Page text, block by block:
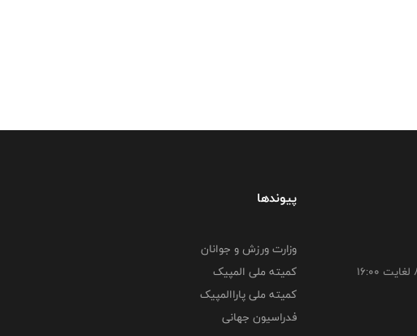
پیوندها
وزارت ورزش و جوانان
کمیته ملی المپیک
کمیته ملی پاراالمپیک
فدراسیون جهانی